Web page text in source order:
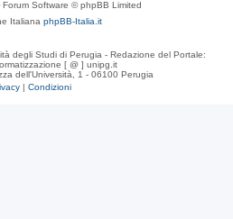
Forum Software © phpBB Limited
Italiana phpBB-Italia.it
degli Studi di Perugia - Redazione del Portale:
[ @ ] unipg.it
dell'Università, 1 - 06100 Perugia
| Condizioni